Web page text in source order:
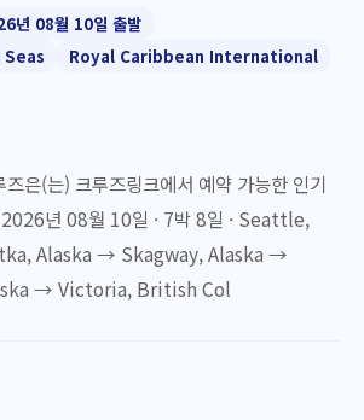
년 08월 10일 출발
Royal Caribbean International
즈은(는) 크루즈링크에서 예약 가능한 인기
2026년 08월 10일 · 7박 8일 · Seattle,
Alaska → Skagway, Alaska →
→ Victoria, British Col